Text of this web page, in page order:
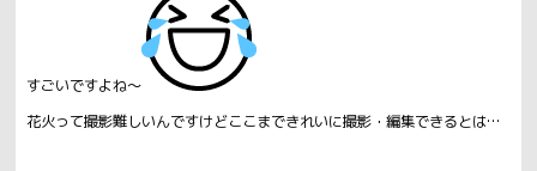
すごいですよね～
花火って撮影難しいんですけどここまできれいに撮影・編集できるとは…